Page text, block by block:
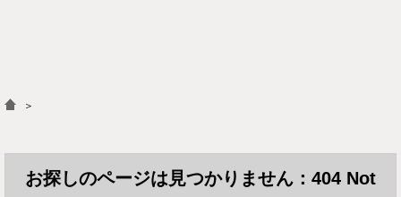
＞
お探しのページは見つかりません：404 Not